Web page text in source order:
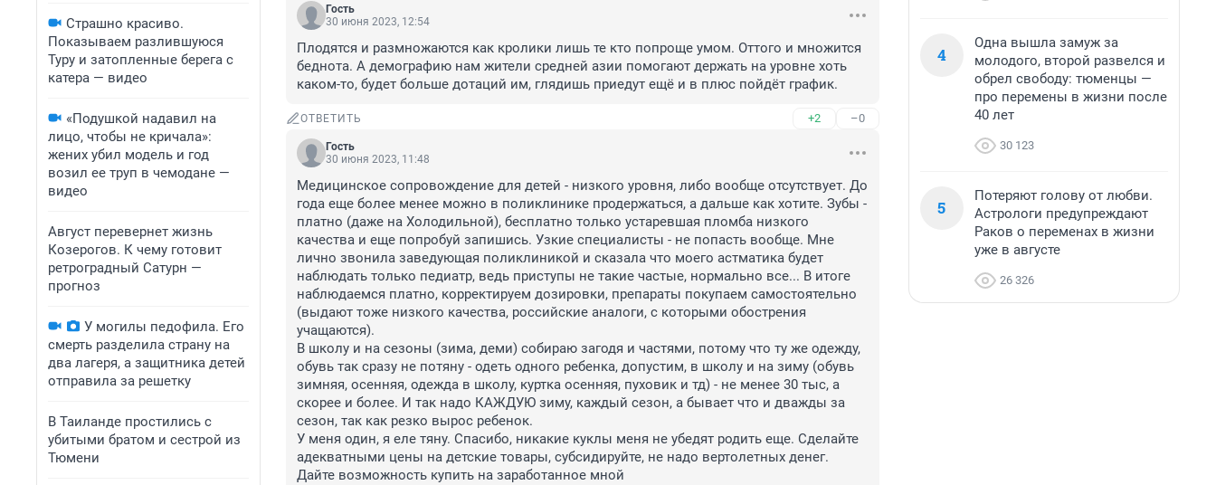
Страшно красиво.
Показываем разлившуюся
Туру и затопленные берега с
катера — видео
«Подушкой надавил на
лицо, чтобы не кричала»:
жених убил модель и год
возил ее труп в чемодане —
видео
Август перевернет жизнь
Козерогов. К чему готовит
ретроградный Сатурн —
прогноз
У могилы педофила. Его
смерть разделила страну на
два лагеря, а защитника детей
отправила за решетку
В Таиланде простились с
убитыми братом и сестрой из
Тюмени
Гость
30 июня 2023, 12:54
Плодятся и размножаются как кролики лишь те кто попроще умом. Оттого и множится
беднота. А демографию нам жители средней азии помогают держать на уровне хоть
каком-то, будет больше дотаций им, глядишь приедут ещё и в плюс пойдёт график.
ОТВЕТИТЬ +2 –0
Гость
30 июня 2023, 11:48
Медицинское сопровождение для детей - низкого уровня, либо вообще отсутствует. До
года еще более менее можно в поликлинике продержаться, а дальше как хотите. Зубы -
платно (даже на Холодильной), бесплатно только устаревшая пломба низкого
качества и еще попробуй запишись. Узкие специалисты - не попасть вообще. Мне
лично звонила заведующая поликлиникой и сказала что моего астматика будет
наблюдать только педиатр, ведь приступы не такие частые, нормально все... В итоге
наблюдаемся платно, корректируем дозировки, препараты покупаем самостоятельно
(выдают тоже низкого качества, российские аналоги, с которыми обострения
учащаются).
В школу и на сезоны (зима, деми) собираю загодя и частями, потому что ту же одежду,
обувь так сразу не потяну - одеть одного ребенка, допустим, в школу и на зиму (обувь
зимняя, осенняя, одежда в школу, куртка осенняя, пуховик и тд) - не менее 30 тыс, а
скорее и более. И так надо КАЖДУЮ зиму, каждый сезон, а бывает что и дважды за
сезон, так как резко вырос ребенок.
У меня один, я еле тяну. Спасибо, никакие куклы меня не убедят родить еще. Сделайте
адекватными цены на детские товары, субсидируйте, не надо вертолетных денег.
Дайте возможность купить на заработанное мной
4
Одна вышла замуж за
молодого, второй развелся и
обрел свободу: тюменцы —
про перемены в жизни после
40 лет
30 123
5
Потеряют голову от любви.
Астрологи предупреждают
Раков о переменах в жизни
уже в августе
26 326